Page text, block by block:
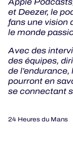
et Deezer, le
fans une vision
le monde
Avec des
des équipes,
de
pourront en
se connectant
24 Heures du Mans